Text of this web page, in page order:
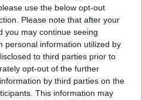
use the below opt-out
Please note that after your
you may continue seeing
personal information utilized by
to third parties prior to
opt-out of the further
by third parties on the
This information may
labai dažnas
lėtas pulsas ramybės
jis kartojasi arba kartu
simptomai gali
daro įtaką smegenų,